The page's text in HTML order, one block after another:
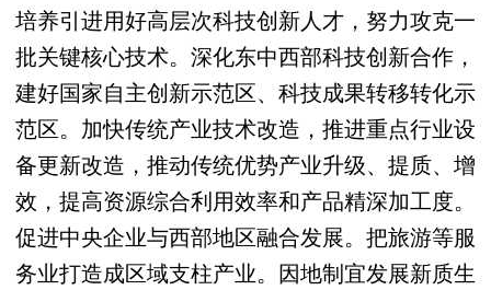
培养引进用好高层次科技创新人才，努力攻克一
批关键核心技术。深化东中西部科技创新合作，
建好国家自主创新示范区、科技成果转移转化示
范区。加快传统产业技术改造，推进重点行业设
备更新改造，推动传统优势产业升级、提质、增
效，提高资源综合利用效率和产品精深加工度。
促进中央企业与西部地区融合发展。把旅游等服
务业打造成区域支柱产业。因地制宜发展新质生